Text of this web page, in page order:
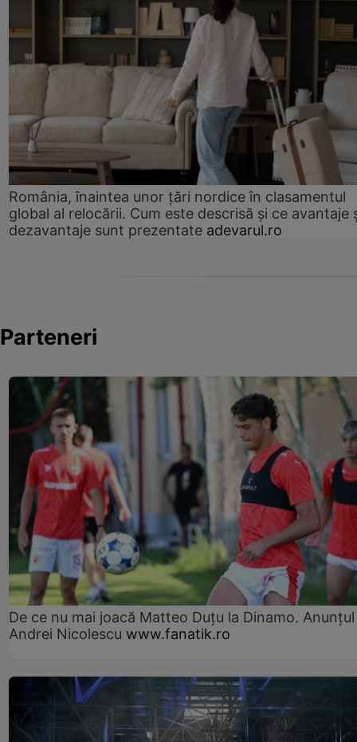
România, înaintea unor țări nordice în clasamentul
global al relocării. Cum este descrisă și ce avantaje
dezavantaje sunt prezentate adevarul.ro
Parteneri
De ce nu mai joacă Matteo Duțu la Dinamo. Anunțul
Andrei Nicolescu www.fanatik.ro